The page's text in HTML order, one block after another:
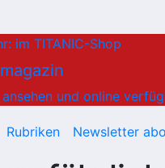
im TITANIC-Shop
und online
Rubriken Newsletter